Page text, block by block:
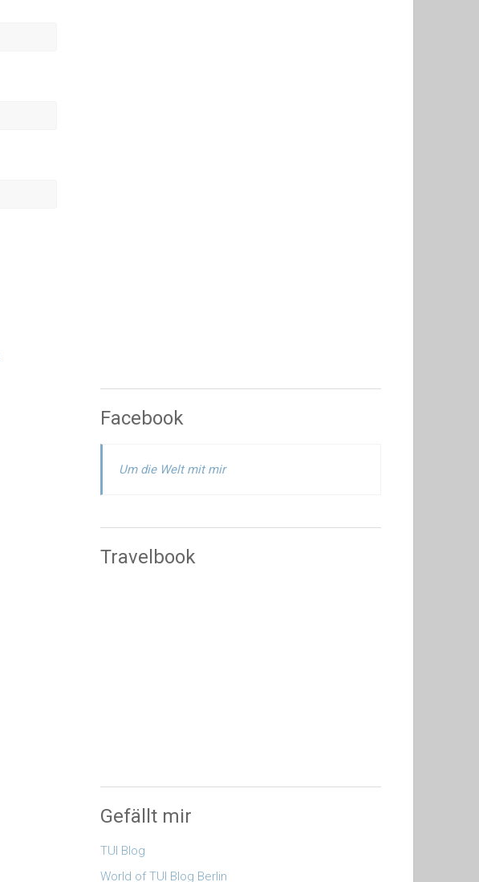
Facebook
Um die Welt mit mir
Travelbook
Gefällt mir
TUI Blog
World of TUI Blog Berlin